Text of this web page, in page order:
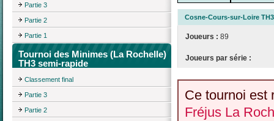
Partie 3
Partie 2
Partie 1
Tournoi des Minimes (La Rochelle)
TH3 semi-rapide
Classement final
Partie 3
Partie 2
Cosne-Cours-sur-Loire
Joueurs : 89
Joueurs par série :
Ce tournoi est
Fréjus La